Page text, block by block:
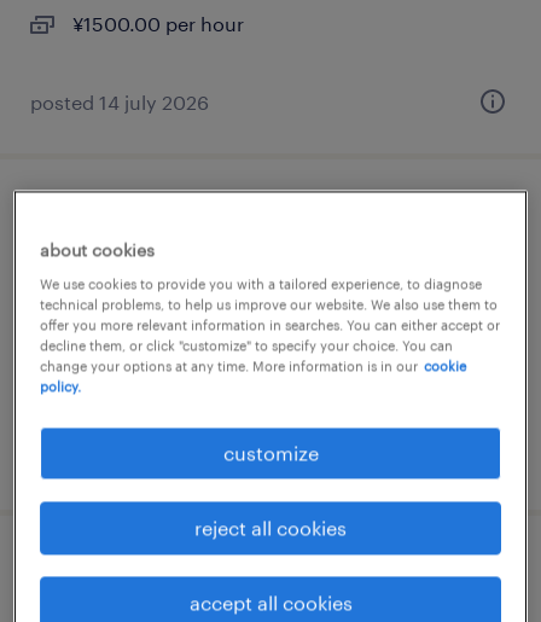
¥1500.00 per hour
posted 14 july 2026
ッキング・梱包、その他（倉庫・軽作業）
神奈川県横浜市緑区, 神奈川県
temporary
¥1400.00 per hour
その他の個配・宅配・ルート・配送、中型
トラック、準中型免許、中型免許
about cookies
We use cookies to provide you with a tailored experience, to diagnose
technical problems, to help us improve our website. We also use them to
offer you more relevant information in searches. You can either accept or
decline them, or click "customize" to specify your choice. You can
change your options at any time. More information is in our cookie
policy.
customize
reject all cookies
accept all cookies